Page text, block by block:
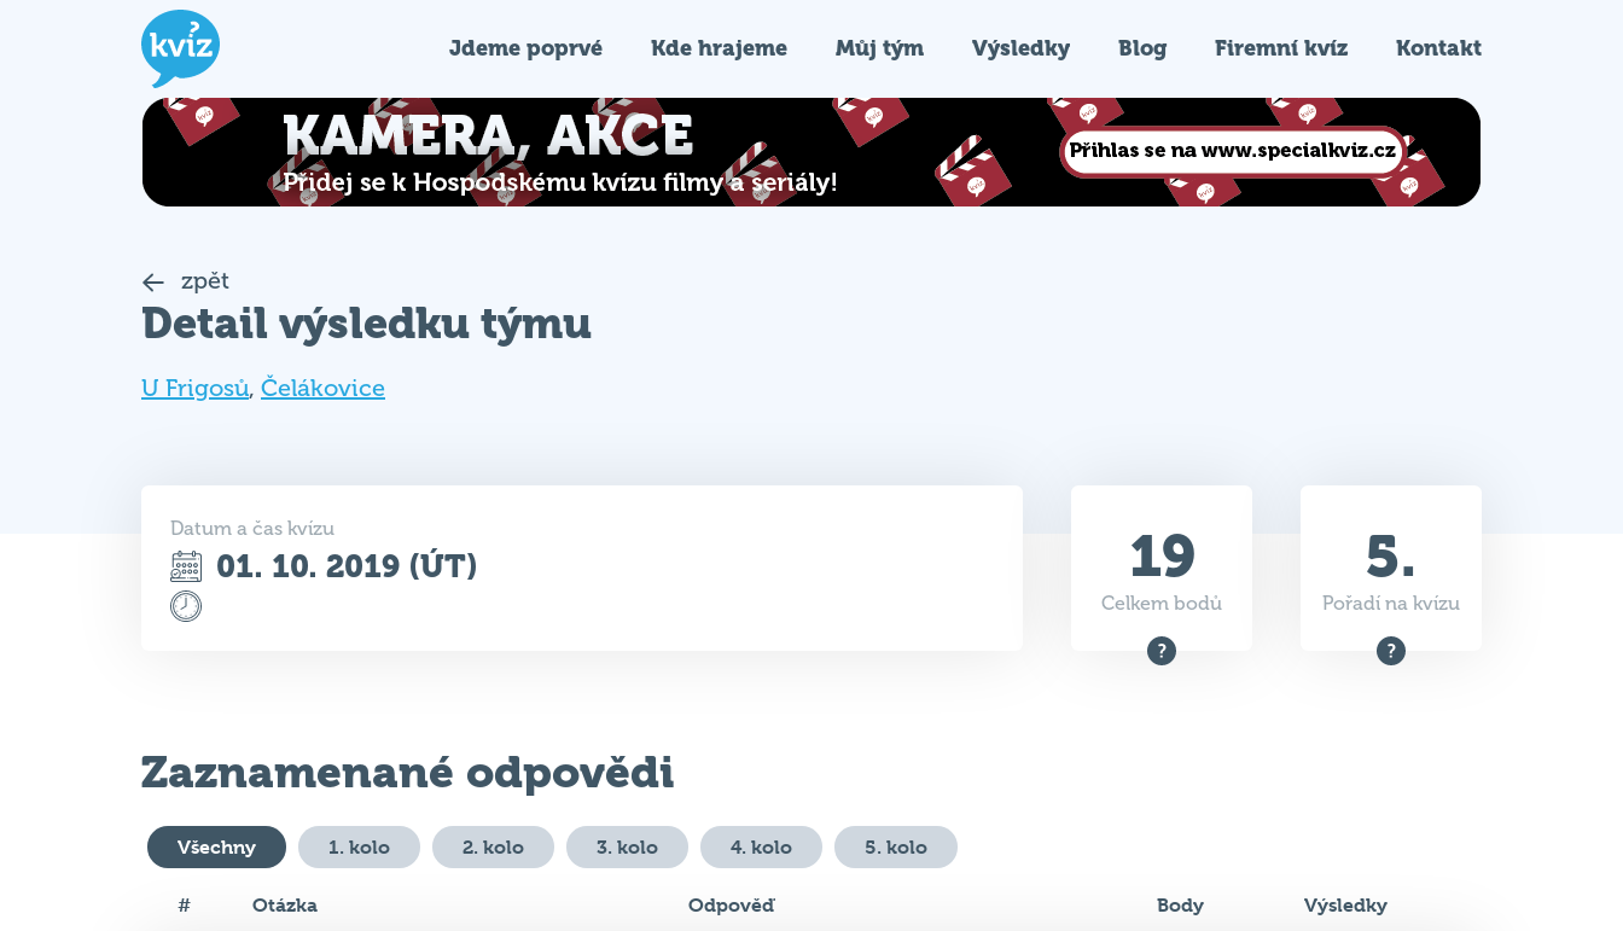
Jdeme poprvé Kde hrajeme Můj tým Výsledky Blog Firemní kvíz Kontakt
zpět
Detail výsledku týmu
U Frigosů, Čelákovice
Datum a čas kvízu
01. 10. 2019 (ÚT) 19
Celkem bodů
5.
Pořadí na kvízu
Zaznamenané odpovědi
Všechny 1. kolo 2. kolo 3. kolo 4. kolo 5. kolo
# Otázka Odpověď Body Výsledky